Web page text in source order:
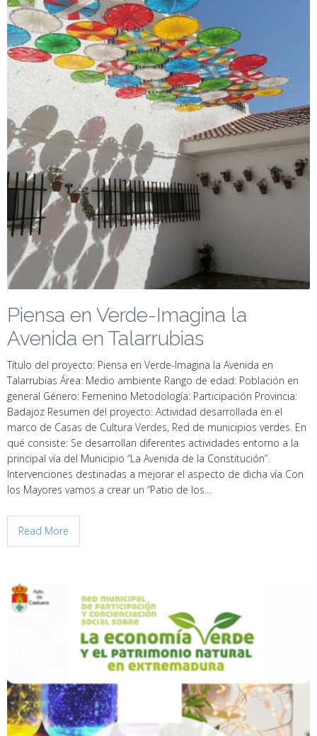
Piensa en Verde-Imagina la
Avenida en Talarrubias
Título del proyecto: Piensa en Verde-Imagina la Avenida en
Talarrubias Área: Medio ambiente Rango de edad: Población en
general Género: Femenino Metodología: Participación Provincia:
Badajoz Resumen del proyecto: Actividad desarrollada en el
marco de Casas de Cultura Verdes, Red de municipios verdes. En
qué consiste: Se desarrollan diferentes actividades entorno a la
principal vía del Municipio “La Avenida de la Constitución”.
Intervenciones destinadas a mejorar el aspecto de dicha vía Con
los Mayores vamos a crear un “Patio de los…
Read More